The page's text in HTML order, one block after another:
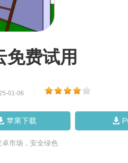
免费试用
01-06
苹果下载
卓市场，安全绿色